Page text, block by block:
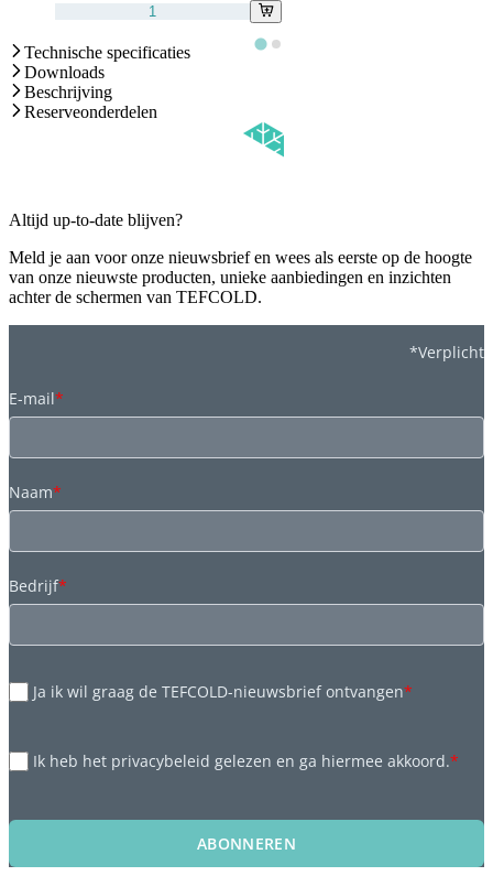
Technische specificaties
Downloads
Beschrijving
Reserveonderdelen
Altijd up-to-date blijven?
Meld je aan voor onze nieuwsbrief en wees als eerste op de hoogte
van onze nieuwste producten, unieke aanbiedingen en inzichten
achter de schermen van TEFCOLD.
*Verplicht
E-mail*
Naam*
Bedrijf*
Ja ik wil graag de TEFCOLD-nieuwsbrief ontvangen*
Ik heb het privacybeleid gelezen en ga hiermee akkoord.*
ABONNEREN